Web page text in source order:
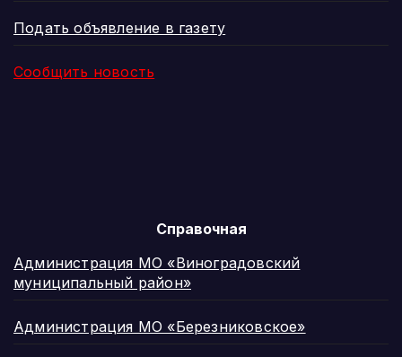
Подать объявление в газету
Сообщить новость
Справочная
Администрация МО «Виноградовский
муниципальный район»
Администрация МО «Березниковское»